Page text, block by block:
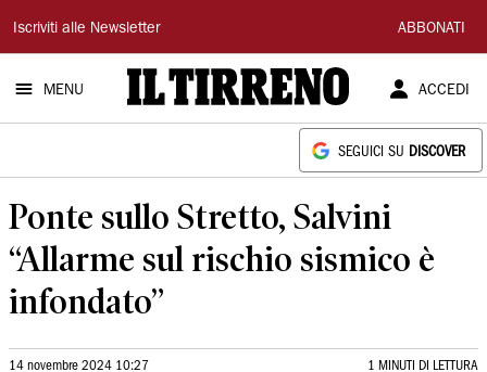
Il
Tirreno
Iscriviti alle Newsletter ABBONATI
MENU ACCEDI
SEGUICI SU DISCOVER
Ponte sullo Stretto, Salvini
“Allarme sul rischio sismico è
infondato”
14 novembre 2024 10:27 1 MINUTI DI LETTURA